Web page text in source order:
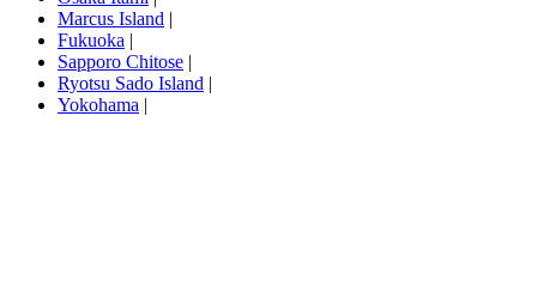
Marcus Island |
Fukuoka |
Sapporo Chitose |
Ryotsu Sado Island |
Yokohama |